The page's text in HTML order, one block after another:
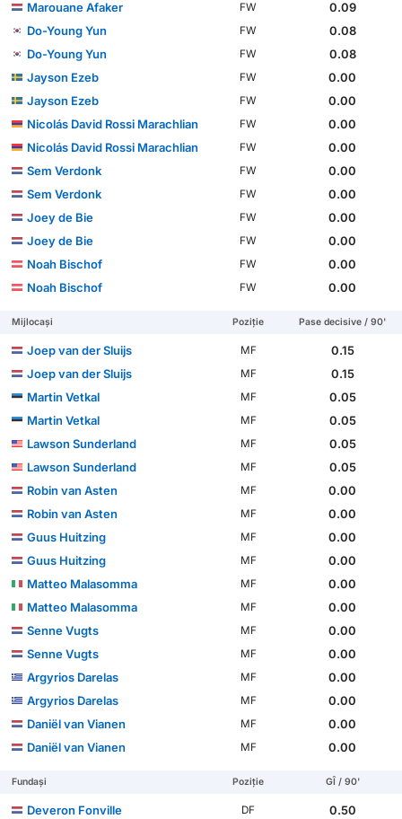
Marouane Afaker FW
0.09
Do-Young Yun
FW
0.08
Do-Young Yun
FW
0.08
Jayson Ezeb
FW
0.00
Jayson Ezeb
FW
0.00
Nicolás David Rossi Marachlian
FW
0.00
Nicolás David Rossi Marachlian
FW
0.00
Sem Verdonk
FW
0.00
Sem Verdonk
FW
0.00
Joey de Bie
FW
0.00
Joey de Bie
FW
0.00
Noah Bischof
FW
0.00
Noah Bischof
FW 0.00
Mijlocași Poziție Pase decisive / 90'
Joep van der Sluijs MF
0.15
Joep van der Sluijs
MF
0.15
Martin Vetkal
MF
0.05
Martin Vetkal
MF
0.05
Lawson Sunderland
MF
0.05
Lawson Sunderland
MF
0.05
Robin van Asten
MF
0.00
Robin van Asten
MF
0.00
Guus Huitzing
MF
0.00
Guus Huitzing
MF
0.00
Matteo Malasomma
MF
0.00
Matteo Malasomma
MF
0.00
Senne Vugts
MF
0.00
Senne Vugts
MF
0.00
Argyrios Darelas
MF
0.00
Argyrios Darelas
MF
0.00
Daniël van Vianen
MF
0.00
Daniël van Vianen
MF 0.00
Fundași Poziție GÎ / 90'
Deveron Fonville DF
0.50